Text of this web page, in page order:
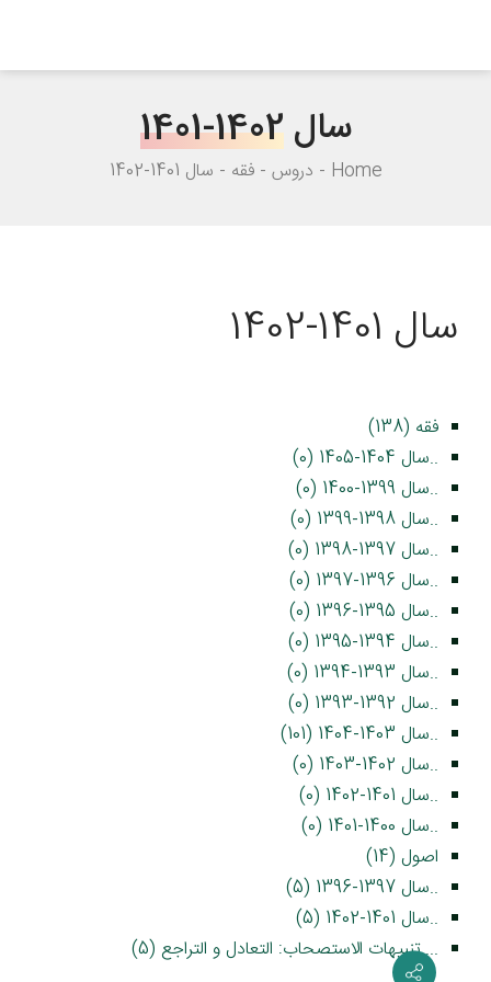
سال1401-1402
Home دروس فقه سال 1401-1402
سال 1401-1402
فقه (138)
..سال 1404-1405 (0)
..سال 1399-1400 (0)
..سال 1398-1399 (0)
..سال 1397-1398 (0)
..سال 1396-1397 (0)
..سال 1395-1396 (0)
..سال 1394-1395 (0)
..سال 1393-1394 (0)
..سال 1392-1393 (0)
..سال 1403-1404 (101)
..سال 1402-1403 (0)
..سال 1401-1402 (0)
..سال 1400-1401 (0)
اصول (14)
..سال 1397-1396 (5)
..سال 1401-1402 (5)
....تنبیهات الاستصحاب: التعادل و التراجع (5)